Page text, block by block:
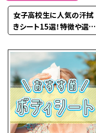
行通信
女子高校生に人気の汗拭
きシート15選！特徴や選び
方のポイントを解説